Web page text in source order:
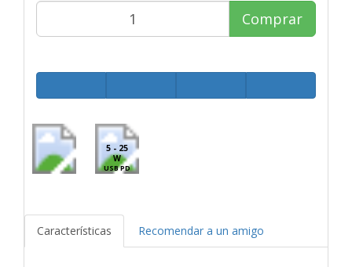
Comprar
5 - 25
W
USB PD
Características Recomendar a un amigo